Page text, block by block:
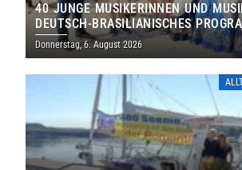
40 JUNGE MUSIKERINNEN UND
DEUTSCH-BRASILIANISCHES
THOLEY
Donnerstag, 6. August 2026